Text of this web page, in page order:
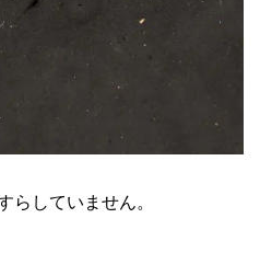
らしていません。